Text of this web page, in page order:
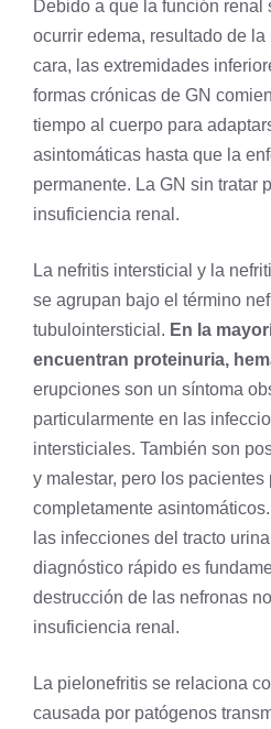
Debido a que la función renal
ocurrir edema, resultado de
cara, las extremidades
formas crónicas de GN
tiempo al cuerpo para
asintomáticas hasta que la
permanente. La GN sin tratar
insuficiencia renal.
La nefritis intersticial y la
se agrupan bajo el término
tubulointersticial. En la
encuentran proteinuria,
erupciones son un síntoma
particularmente en las
intersticiales. También son
y malestar, pero los pacientes
completamente
las infecciones del tracto
diagnóstico rápido es
destrucción de las nefronas
insuficiencia renal.
La pielonefritis se relaciona
causada por patógenos